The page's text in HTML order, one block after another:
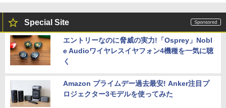
Special Site
エントリーなのに脅威の実力!「Osprey」Nobl
e Audioワイヤレスイヤフォン4機種を一気に聴
く
Amazon プライムデー過去最安! Anker注目プ
ロジェクター3モデルを使ってみた